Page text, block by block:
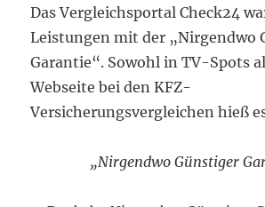
Das Vergleichsportal Check24
Leistungen mit der „Nirgendwo
Garantie“. Sowohl in TV-Spots
Webseite bei den KFZ-
Versicherungsvergleichen hieß
„Nirgendwo Günstiger